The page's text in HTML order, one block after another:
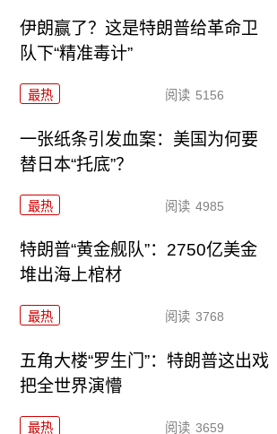
伊朗赢了？这是特朗普给革命卫
队下“精准毒计”
最热 阅读 5156
一张纸条引发血案：美国为何要
替日本“托底”？
最热 阅读 4985
特朗普“黄金舰队”：2750亿美金
堆出海上棺材
最热 阅读 3768
五角大楼“罗生门”：特朗普这出戏
把全世界演懵
最热 阅读 3659